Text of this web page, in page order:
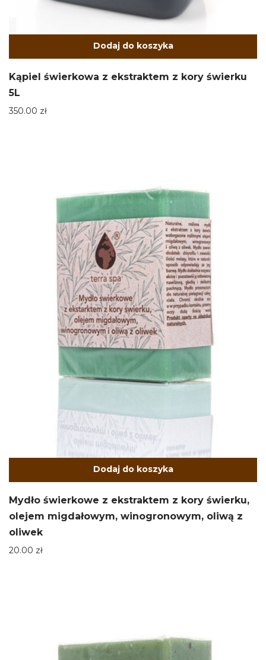
Dodaj do koszyka
Kąpiel świerkowa z ekstraktem z kory świerku
5L
350.00 zł
Dodaj do koszyka
Mydło świerkowe z ekstraktem z kory świerku,
olejem migdałowym, winogronowym, oliwą z
oliwek
20.00 zł